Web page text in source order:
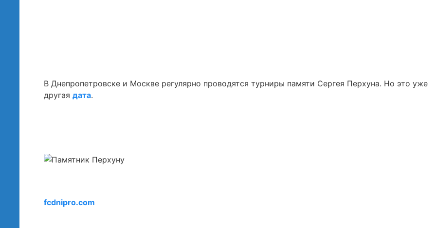
В Днепропетровске и Москве регулярно проводятся турниры памяти Сергея Перхуна. Но это уже
другая дата.
fcdnipro.com